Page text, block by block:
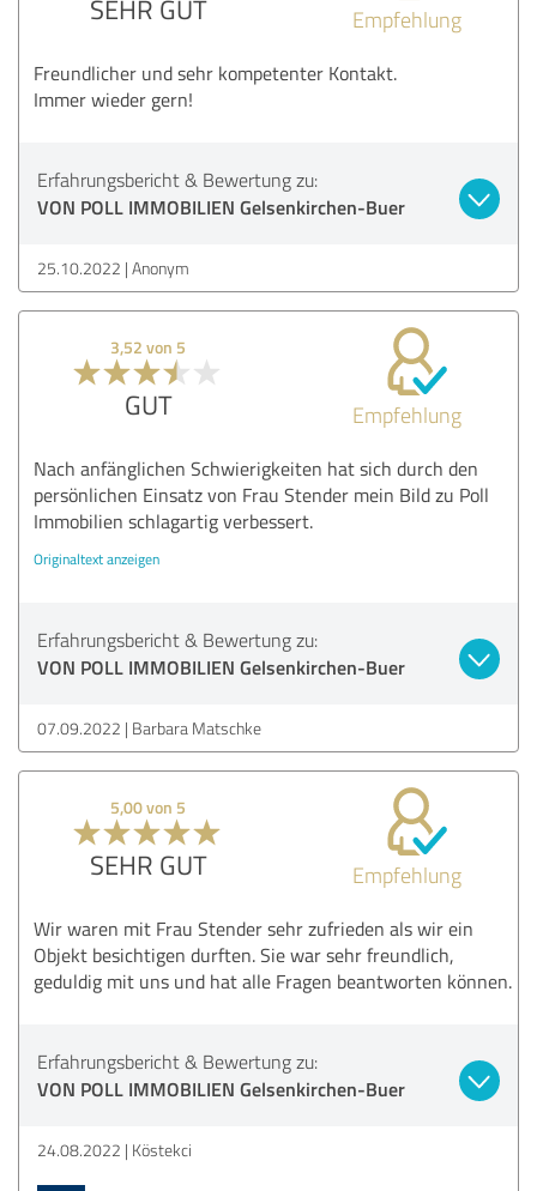
SEHR GUT Empfehlung
Freundlicher und sehr kompetenter Kontakt.
Immer wieder gern!
Erfahrungsbericht & Bewertung zu:
VON POLL IMMOBILIEN Gelsenkirchen-Buer
25.10.2022 Anonym
3,52 von 5
GUT Empfehlung
Nach anfänglichen Schwierigkeiten hat sich durch den
persönlichen Einsatz von Frau Stender mein Bild zu Poll
Immobilien schlagartig verbessert.
Originaltext anzeigen
Erfahrungsbericht & Bewertung zu:
VON POLL IMMOBILIEN Gelsenkirchen-Buer
07.09.2022 Barbara Matschke
5,00 von 5
SEHR GUT Empfehlung
Wir waren mit Frau Stender sehr zufrieden als wir ein
Objekt besichtigen durften. Sie war sehr freundlich,
geduldig mit uns und hat alle Fragen beantworten können.
Erfahrungsbericht & Bewertung zu:
VON POLL IMMOBILIEN Gelsenkirchen-Buer
24.08.2022 Köstekci